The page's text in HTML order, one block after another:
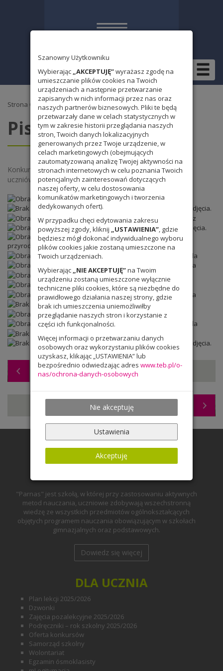
Szanowny Użytkowniku
Wybierając „AKCEPTUJĘ”wyrażasz zgodę na
umieszczanie plików cookies na Twoich
urządzeniach a następnie przetwarzanie
zapisanych w nich informacji przez nas oraz
naszych partnerów biznesowych. Pliki te będą
przetwarzały dane w celach statystycznych w
tym w zakresie historii przeglądania naszych
stron, Twoich danych lokalizacyjnych
generowanych przez Twoje urządzenie, w
celach marketingowych (obejmujących
zautomatyzowaną analizę Twojej aktywności na
stronach internetowych w celu poznania Twoich
potencjalnych zainteresowań dotyczących
naszej oferty, w celu dostosowania
komunikatów marketingowych i tworzenia
dedykowanych ofert).
W przypadku chęci edytowania zakresu
powyższej zgody, kliknij „USTAWIENIA”, gdzie
będziesz mógł dokonać indywidualnego wyboru
plików cookies jakie zostaną umieszczone na
Twoich urządzeniach.
Wybierając „NIE AKCEPTUJĘ”na Twoim
urządzeniu zostaną umieszczone wyłącznie
techniczne pliki cookies, które są niezbędne do
prawidłowego działania naszej strony, gdzie
brak ich umieszczenia uniemożliwiłby
przeglądanie naszych stron i korzystanie z
części ich funkcjonalności.
Więcej informacji o przetwarzaniu danych
osobowych oraz wykorzystaniu plików cookies
uzyskasz, klikając „USTAWIENIA” lub
bezpośrednio odwiedzając adres www.teb.pl/o-
nas/ochrona-danych-osobowych
Nie akceptuję
Ustawienia
Akceptuję
Strona Główna»Bez kategorii» Pisanki Wielkanocne
Pisanki Wielkanocne
Konkurs Pisanka Wielkanocna – i pomysłowość naszych
uczniów, która nie zna granic
Galeria słowa i obrazu – prace klas siódmych
Przedłużenie terminu zamknięcia szkoły
"Parnas" jest szkołą, w której przy zastosowaniu aktywnych
metod nauczania, uczniowie zdobywają wszechstronną
wiedzę ze wszystkich przedmiotów ogólnokształcących
objętych programem nauczania obowiązującym w szkołach
gimnazjalnych oraz podstawowych.
Dowiedz się więcej
DLA UCZNIA
Plan lekcji 2025/2026
Dzwonki
Zajęcia pozalekcyjne 2025/2026
Podręczniki – rok szkolny 2025/2026
Oferta konkursów
Samorząd szkolny
Wolontariat
Egzamin ósmoklasisty